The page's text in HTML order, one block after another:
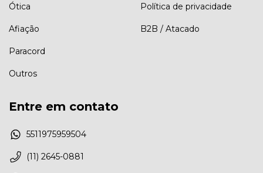
Ótica
Afiação
Paracord
Outros
Política de privacidade
B2B / Atacado
Entre em contato
5511975959504
(11) 2645-0881